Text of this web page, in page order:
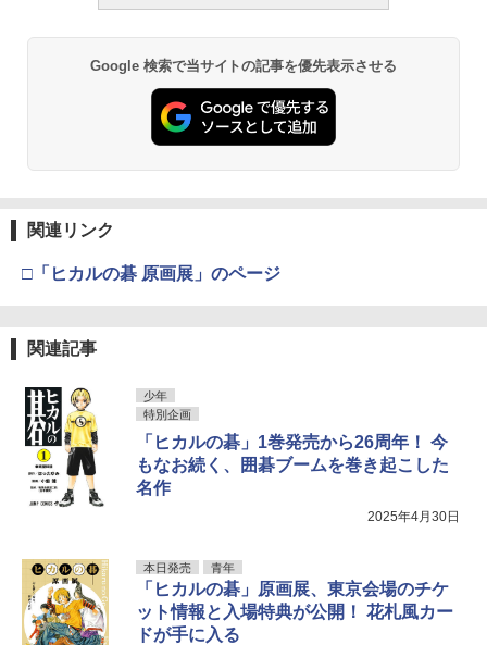
Google 検索で当サイトの記事を優先表示させる
関連リンク
□「ヒカルの碁 原画展」のページ
関連記事
少年
特別企画
「ヒカルの碁」1巻発売から26周年！ 今
もなお続く、囲碁ブームを巻き起こした
名作
2025年4月30日
本日発売 青年
「ヒカルの碁」原画展、東京会場のチケ
ット情報と入場特典が公開！ 花札風カー
ドが手に入る